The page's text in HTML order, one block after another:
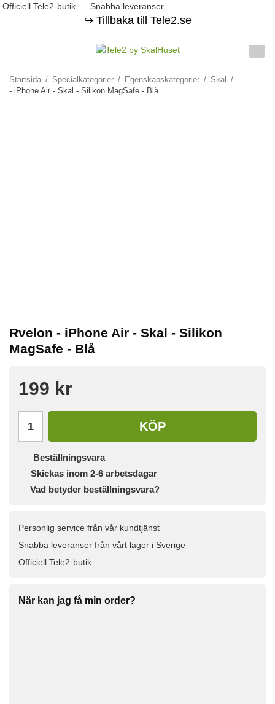
Officiell Tele2-butik Snabba leveranser
↪️ Tillbaka till Tele2.se
Startsida / Specialkategorier / Egenskapskategorier / Skal
/
- iPhone Air - Skal - Silikon MagSafe - Blå
Rvelon - iPhone Air - Skal - Silikon
MagSafe - Blå
199 kr
KÖP
Beställningsvara
Skickas inom 2-6 arbetsdagar
Vad betyder beställningsvara?
Personlig service från vår kundtjänst
Snabba leveranser från vårt lager i Sverige
Officiell Tele2-butik
När kan jag få min order?